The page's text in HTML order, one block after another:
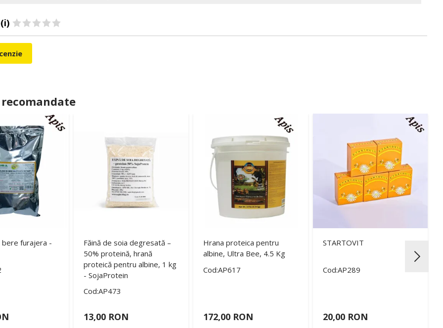
recomandate
bere furajera -
Făină de soia degresată –
50% proteină, hrană
proteică pentru albine, 1 kg
- SojaProtein
Cod:AP473
13,00 RON
Hrana proteica pentru
albine, Ultra Bee, 4.5 Kg
Cod:AP617
172,00 RON
STARTOVIT
Cod:AP289
20,00 RON